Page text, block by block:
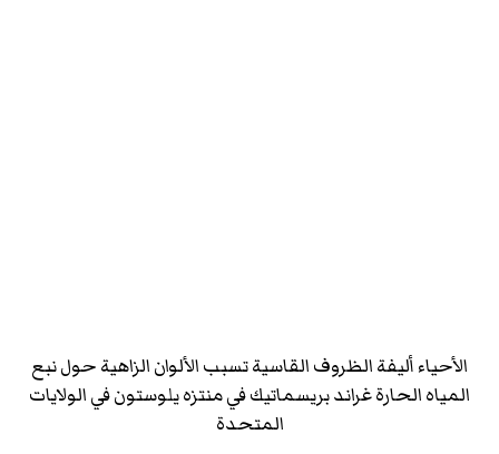
الأحياء أليفة الظروف القاسية تسبب الألوان الزاهية حول نبع
المياه الحارة غراند بريسماتيك في منتزه يلوستون في الولايات
المتحدة